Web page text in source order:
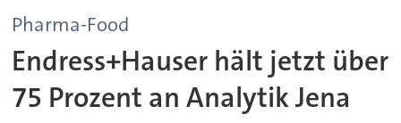
Pharma-Food
Endress+Hauser hält jetzt über
75 Prozent an Analytik Jena